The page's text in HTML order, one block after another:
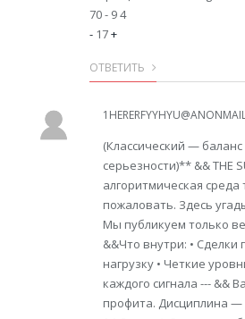
70 - 9 4
- 17+
ОТВЕТИТЬ
(Классический —
серьезности)** && THE
алгоритмическая
пожаловать. Здесь
Мы публикуем только
&&Что внутри: •
нагрузку • Четкие
каждого сигнала --- &&
профита. Дисциплина —